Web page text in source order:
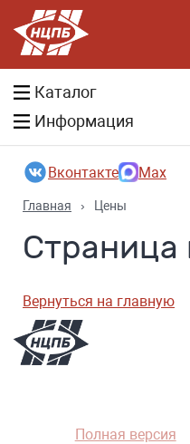
Каталог
Информация
Вконтакте Max
Главная › Цены
Страница
Вернуться на главную
Полная версия